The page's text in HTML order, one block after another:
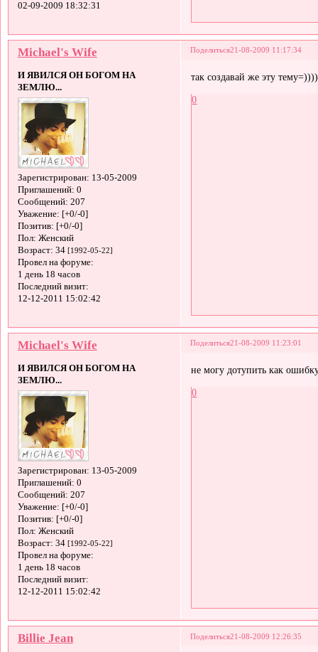
02-09-2009 18:32:31
Поделиться21-08-2009 11:17:34
Michael's Wife
И ЯВИЛСЯ ОН БОГОМ НА
ЗЕМЛЮ...
Зарегистрирован: 13-05-2009
Приглашений: 0
Сообщений: 207
Уважение: [+0/-0]
Позитив: [+0/-0]
Пол: Женский
Возраст: 34 [1992-05-22]
Провел на форуме:
1 день 18 часов
Последний визит:
12-12-2011 15:02:42
так создавай же эту тему=))))
0
Поделиться21-08-2009 11:23:01
Michael's Wife
И ЯВИЛСЯ ОН БОГОМ НА
ЗЕМЛЮ...
Зарегистрирован: 13-05-2009
Приглашений: 0
Сообщений: 207
Уважение: [+0/-0]
Позитив: [+0/-0]
Пол: Женский
Возраст: 34 [1992-05-22]
Провел на форуме:
1 день 18 часов
Последний визит:
12-12-2011 15:02:42
не могу дотупить как
0
Поделиться21-08-2009 12:26:35
Billie Jean